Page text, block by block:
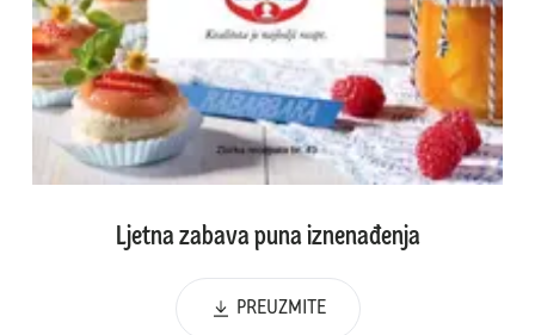
Ljetna zabava puna iznenađenja
PREUZMITE